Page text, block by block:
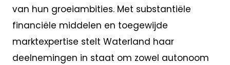
van hun groeiambities. Met substantiële
financiële middelen en toegewijde
marktexpertise stelt Waterland haar
deelnemingen in staat om zowel autonoom